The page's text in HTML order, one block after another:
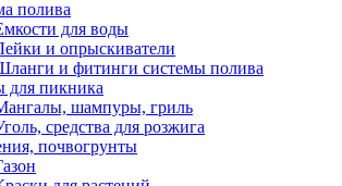
полива
для воды
и опрыскиватели
и фитинги системы полива
для пикника
шампуры, гриль
средства для розжига
почвогрунты